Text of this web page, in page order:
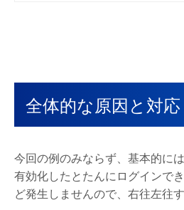
全体的な原因と対応
今回の例のみならず、基本的に
有効化したとたんにログインで
ど発生しませんので、右往左往